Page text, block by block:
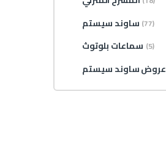
ساوند سيستم (77)
سماعات بلوتوث (5)
عروض ساوند سيستم